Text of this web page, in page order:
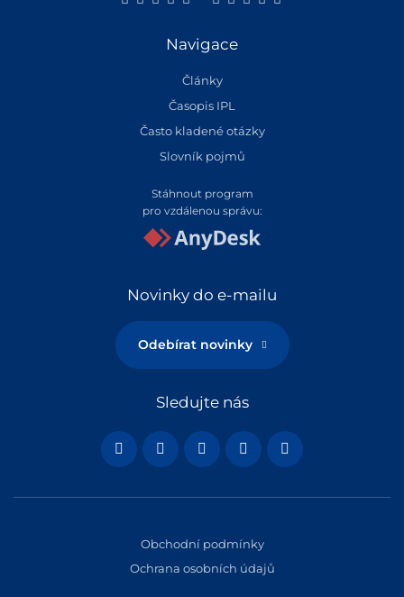
Navigace
Články
Časopis IPL
Často kladené otázky
Slovník pojmů
Stáhnout program
pro vzdálenou správu:
Novinky do e-mailu
Odebírat novinky
Sledujte nás
Obchodní podmínky
Ochrana osobních údajů